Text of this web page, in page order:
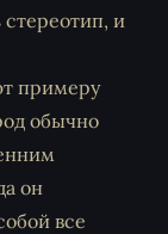
и
примеру
обычно
он
все